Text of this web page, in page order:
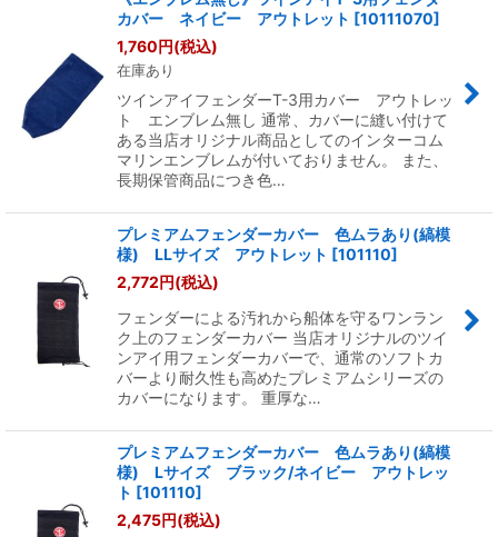
絞り込む
カバー ネイビー アウトレット [10111070]
1,760円(税込)
在庫あり
ツインアイフェンダーT-3用カバー アウトレッ
ト エンブレム無し 通常、カバーに縫い付けて
ある当店オリジナル商品としてのインターコム
マリンエンブレムが付いておりません。 また、
長期保管商品につき色…
プレミアムフェンダーカバー 色ムラあり(縞模
様) LLサイズ アウトレット [101110]
2,772円(税込)
フェンダーによる汚れから船体を守るワンラン
ク上のフェンダーカバー 当店オリジナルのツイ
ンアイ用フェンダーカバーで、通常のソフトカ
バーより耐久性も高めたプレミアムシリーズの
カバーになります。 重厚な…
プレミアムフェンダーカバー 色ムラあり(縞模
様) Lサイズ ブラック/ネイビー アウトレッ
ト [101110]
2,475円(税込)